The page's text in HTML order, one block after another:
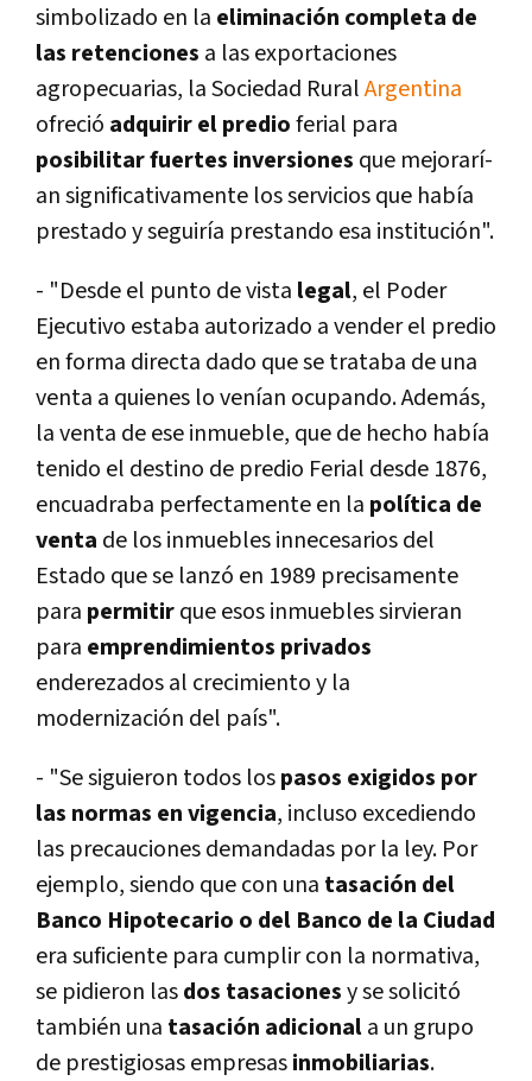
simbolizado en la eliminación completa de
las retenciones a las exportaciones
agropecuarias, la Sociedad RuralArgentina
ofreció adquirir el predioferial para
posibilitar fuertes inversiones que mejorarí­
an significativamente los servicios que habí­a
prestado y seguirí­a prestando esa institución".
- "Desde el punto de vista legal, el Poder
Ejecutivo estaba autorizado a vender el predio
en forma directa dado que se trataba de una
venta a quienes lo vení­an ocupando. Además,
la venta de ese inmueble, que de hecho habí­a
tenido el destino de predio Ferial desde 1876,
encuadraba perfectamente en la polí­tica de
venta de los inmuebles innecesarios del
Estado que se lanzó en 1989 precisamente
para permitirque esos inmuebles sirvieran
para emprendimientos privados
enderezados al crecimiento y la
modernización del paí­s".
- "Se siguieron todos lospasos exigidos por
las normas en vigencia, incluso excediendo
las precauciones demandadas por la ley. Por
ejemplo, siendo que con una tasación del
Banco Hipotecario o del Banco de la Ciudad
era suficiente para cumplir con la normativa,
se pidieron lasdos tasacionesy se solicitó
también una tasación adicionala un grupo
de prestigiosas empresasinmobiliarias.